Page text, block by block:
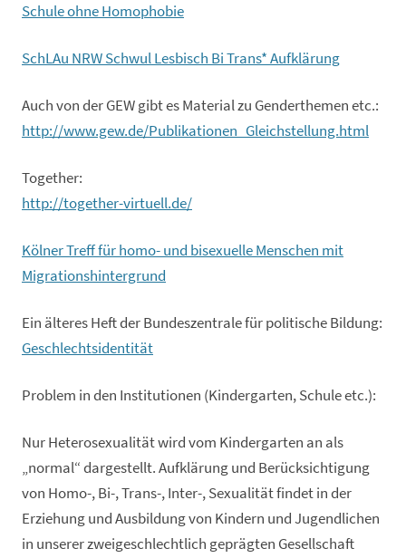
Schule ohne Homophobie
SchLAu NRW Schwul Lesbisch Bi Trans* Aufklärung
Auch von der GEW gibt es Material zu Genderthemen etc.:
http://www.gew.de/Publikationen_Gleichstellung.html
Together:
http://together-virtuell.de/
Kölner Treff für homo- und bisexuelle Menschen mit
Migrationshintergrund
Ein älteres Heft der Bundeszentrale für politische Bildung:
Geschlechtsidentität
Problem in den Institutionen (Kindergarten, Schule etc.):
Nur Heterosexualität wird vom Kindergarten an als
„normal“ dargestellt. Aufklärung und Berücksichtigung
von Homo-, Bi-, Trans-, Inter-, Sexualität findet in der
Erziehung und Ausbildung von Kindern und Jugendlichen
in unserer zweigeschlechtlich geprägten Gesellschaft